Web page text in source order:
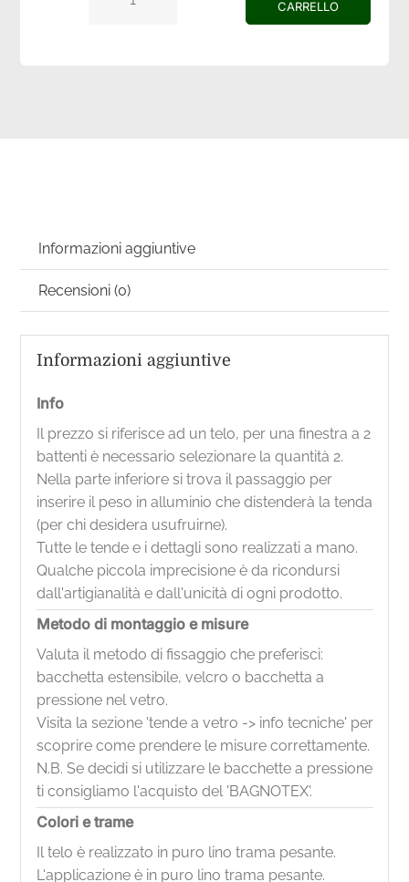
Modello
CARRELLO
Informazioni aggiuntive
Recensioni (0)
Informazioni aggiuntive
Info
Il prezzo si riferisce ad un telo, per una finestra a 2
battenti è necessario selezionare la quantità 2.
Nella parte inferiore si trova il passaggio per
inserire il peso in alluminio che distenderà la tenda
(per chi desidera usufruirne).
Tutte le tende e i dettagli sono realizzati a mano.
Qualche piccola imprecisione è da ricondursi
dall'artigianalità e dall'unicità di ogni prodotto.
Metodo di montaggio e misure
Valuta il metodo di fissaggio che preferisci:
bacchetta estensibile, velcro o bacchetta a
pressione nel vetro.
Visita la sezione 'tende a vetro -> info tecniche' per
scoprire come prendere le misure correttamente.
N.B. Se decidi si utilizzare le bacchette a pressione
ti consigliamo l'acquisto del 'BAGNOTEX'.
Colori e trame
Il telo è realizzato in puro lino trama pesante.
L'applicazione è in puro lino trama pesante.